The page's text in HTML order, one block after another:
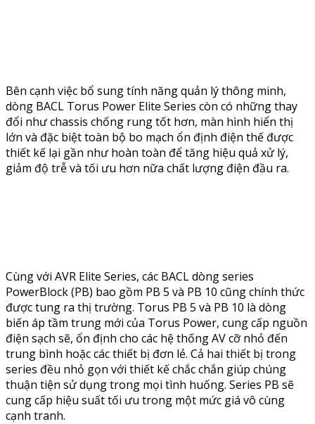
Bên cạnh việc bổ sung tính năng quản lý thông minh,
dòng BACL Torus Power Elite Series còn có những thay
đổi như chassis chống rung tốt hơn, màn hình hiển thị
lớn và đặc biệt toàn bộ bo mạch ổn định điện thế được
thiết kế lại gần như hoàn toàn để tăng hiệu quả xử lý,
giảm độ trễ và tối ưu hơn nữa chất lượng điện đầu ra.
Cùng với AVR Elite Series, các BACL dòng series
PowerBlock (PB) bao gồm PB 5 và PB 10 cũng chính thức
được tung ra thị trường. Torus PB 5 và PB 10 là dòng
biến áp tầm trung mới của Torus Power, cung cấp nguồn
điện sạch sẽ, ổn định cho các hệ thống AV cỡ nhỏ đến
trung bình hoặc các thiết bị đơn lẻ. Cả hai thiết bị trong
series đều nhỏ gọn với thiết kế chắc chắn giúp chúng
thuận tiện sử dụng trong mọi tình huống. Series PB sẽ
cung cấp hiệu suất tối ưu trong một mức giá vô cùng
cạnh tranh.